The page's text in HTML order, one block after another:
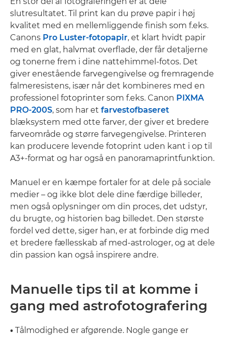
slutresultatet. Til print kan du prøve papir i høj
kvalitet med en mellemliggende finish som f.eks.
Canons Pro Luster-fotopapir, et klart hvidt papir
med en glat, halvmat overflade, der får detaljerne
og tonerne frem i dine nattehimmel-fotos. Det
giver enestående farvegengivelse og fremragende
falmeresistens, især når det kombineres med en
professionel fotoprinter som f.eks. Canon PIXMA
PRO-200S, som har et farvestofbaseret
blæksystem med otte farver, der giver et bredere
farveområde og større farvegengivelse. Printeren
kan producere levende fotoprint uden kant i op til
A3+-format og har også en panoramaprintfunktion.
Manuel er en kæmpe fortaler for at dele på sociale
medier – og ikke blot dele dine færdige billeder,
men også oplysninger om din proces, det udstyr,
du brugte, og historien bag billedet. Den største
fordel ved dette, siger han, er at forbinde dig med
et bredere fællesskab af med-astrologer, og at dele
din passion kan også inspirere andre.
Manuelle tips til at komme i
gang med astrofotografering
• Tålmodighed er afgørende. Nogle gange er